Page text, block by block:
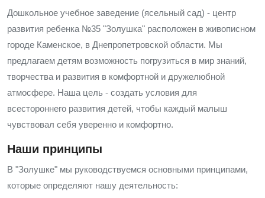
Дошкольное учебное заведение (ясельный сад) - центр
развития ребенка №35 "Золушка" расположен в живописном
городе Каменское, в Днепропетровской области. Мы
предлагаем детям возможность погрузиться в мир знаний,
творчества и развития в комфортной и дружелюбной
атмосфере. Наша цель - создать условия для
всестороннего развития детей, чтобы каждый малыш
чувствовал себя уверенно и комфортно.
Наши принципы
В "Золушке" мы руководствуемся основными принципами,
которые определяют нашу деятельность: